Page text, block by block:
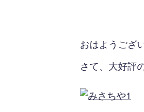
おはようござ
さて、大好評